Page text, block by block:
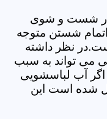
کار شست و شوی
اتمام شستن متوجه
نظر داشته
می تواند به سبب
اگر آب لباسشویی
شده است این